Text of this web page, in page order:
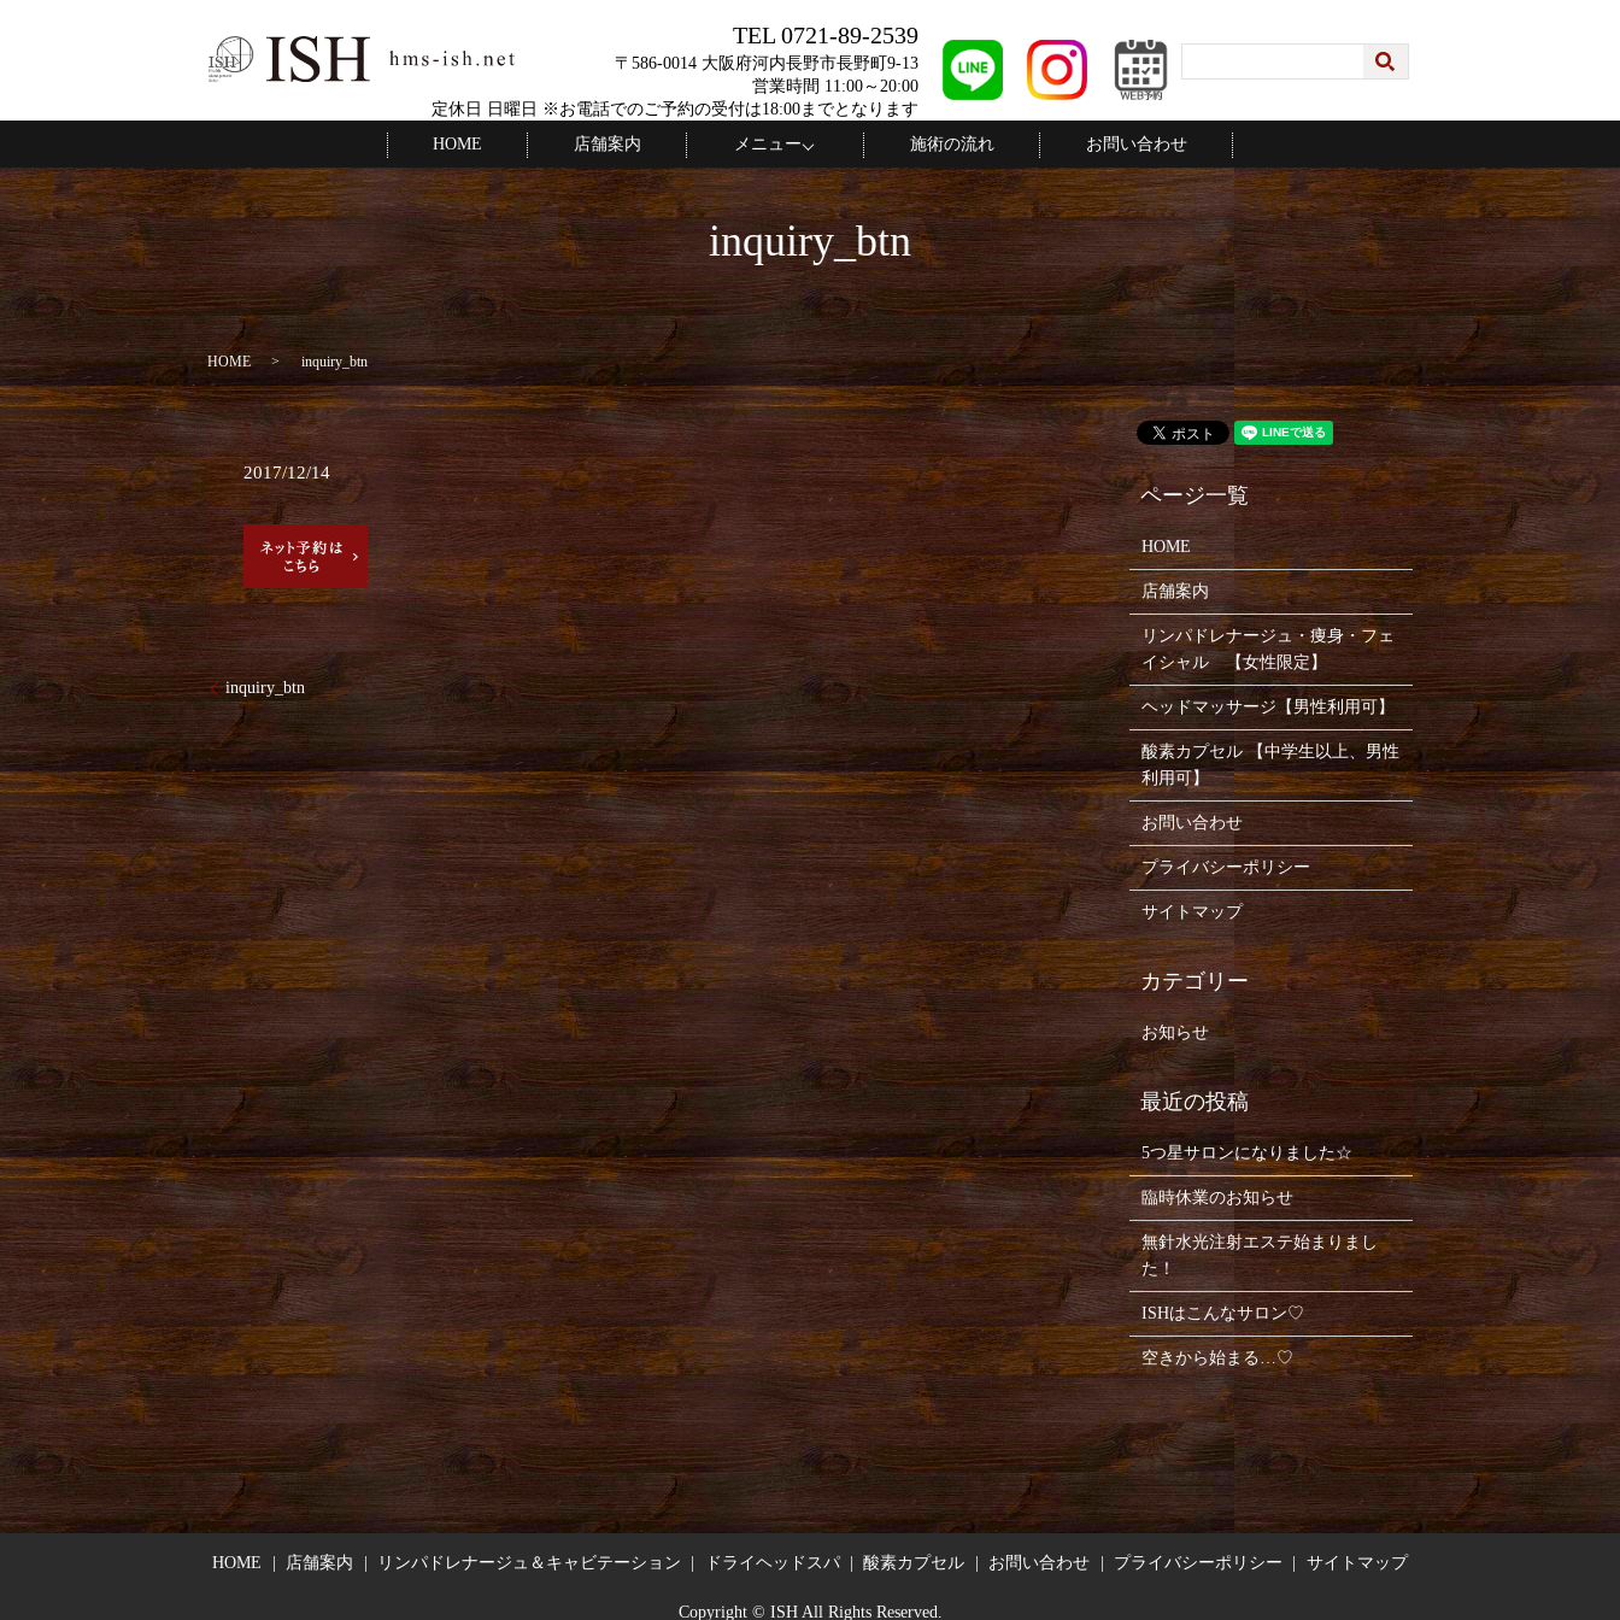
TEL 0721-89-2539
〒586-0014 大阪府河内長野市長野町9-13
営業時間 11:00～20:00
定休日 日曜日 ※お電話でのご予約の受付は18:00までとなります
HOME
店舗案内 メニュー 施術の流れ お問い合わせ
inquiry_btn
HOME inquiry_btn
2017/12/14
inquiry_btn
HOME
店舗案内
リンパドレナージュ・痩身・フェ
イシャル 【女性限定】
ヘッドマッサージ【男性利用可】
酸素カプセル 【中学生以上、男性
利用可】
お問い合わせ
プライバシーポリシー
サイトマップ
お知らせ
5つ星サロンになりました☆
臨時休業のお知らせ
無針水光注射エステ始まりまし
た！
ISHはこんなサロン♡
空きから始まる…♡
HOME 店舗案内 リンパドレナージュ＆キャビテーション ドライヘッドスパ 酸素カプセル お問い合わせ プライバシーポリシー サイトマップ
Copyright © ISH All Rights Reserved.